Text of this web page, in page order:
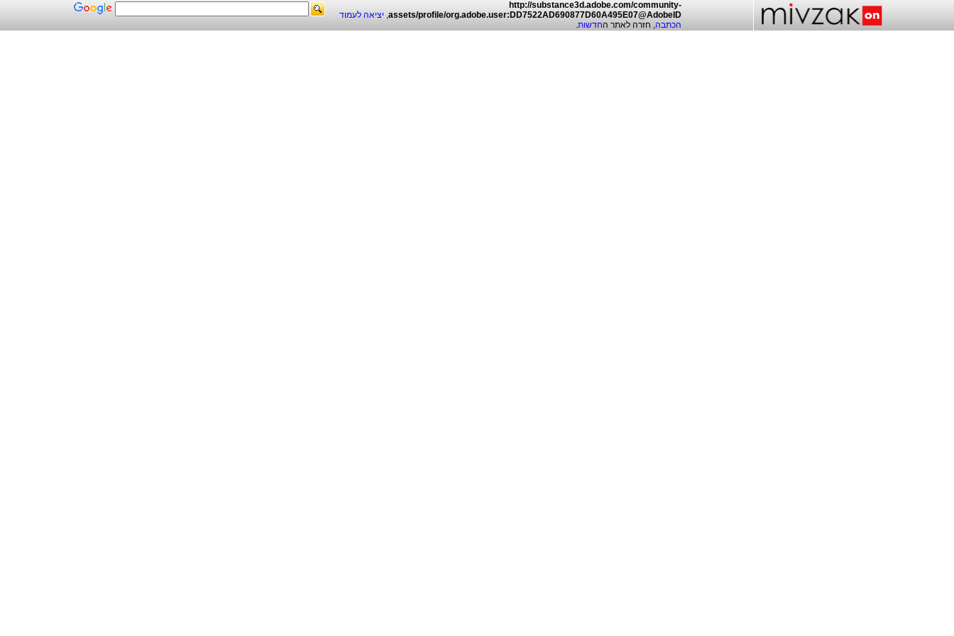
http://substance3d.adobe.com/community-
assets/profile/org.adobe.user:DD7522AD690877D60A495E07@AdobeID
, יציאה לעמוד
הכתבה, חזרה לאתר החדשות.